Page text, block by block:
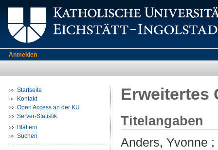
Anmelden
Startseite
Kontakt
Open Access an der KU
Server-Statistik
Blättern
Suchen
Erweitertes
Titelangaben
Anders, Yvonne ;